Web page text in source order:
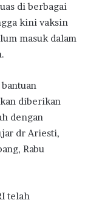
di berbagai
kini vaksin
masuk dalam
diberikan
dengan
dr Ariesti,
Rabu
telah